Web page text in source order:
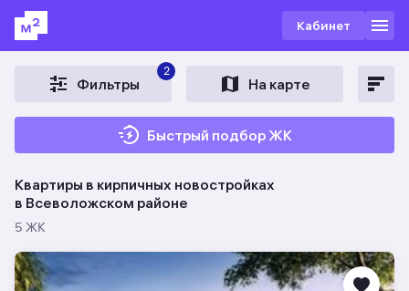
Кабинет
Фильтры
2
На карте
Быстрый подбор ЖК
Квартиры в кирпичных новостройках
в Всеволожском районе
5 ЖК